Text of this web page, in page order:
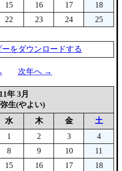
15 16 17
18
22 23 24
25
をダウンロードする
次年へ →
年 3月
生(やよい)
水 木 金
土
1
2 3
4
8 9 10
11
15 16 17
18